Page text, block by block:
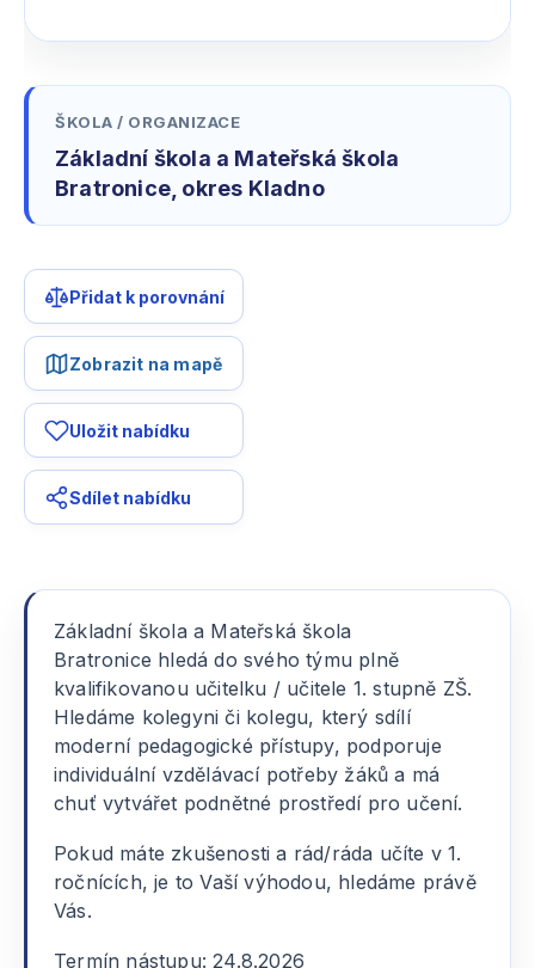
ŠKOLA / ORGANIZACE
Základní škola a Mateřská škola
Bratronice, okres Kladno
Přidat k porovnání
Zobrazit na mapě
Uložit nabídku
Sdílet nabídku
Základní škola a Mateřská škola
Bratronice hledá do svého týmu plně
kvalifikovanou učitelku / učitele 1. stupně ZŠ.
Hledáme kolegyni či kolegu, který sdílí
moderní pedagogické přístupy, podporuje
individuální vzdělávací potřeby žáků a má
chuť vytvářet podnětné prostředí pro učení.
Pokud máte zkušenosti a rád/ráda učíte v 1.
ročnících, je to Vaší výhodou, hledáme právě
Vás.
Termín nástupu: 24.8.2026